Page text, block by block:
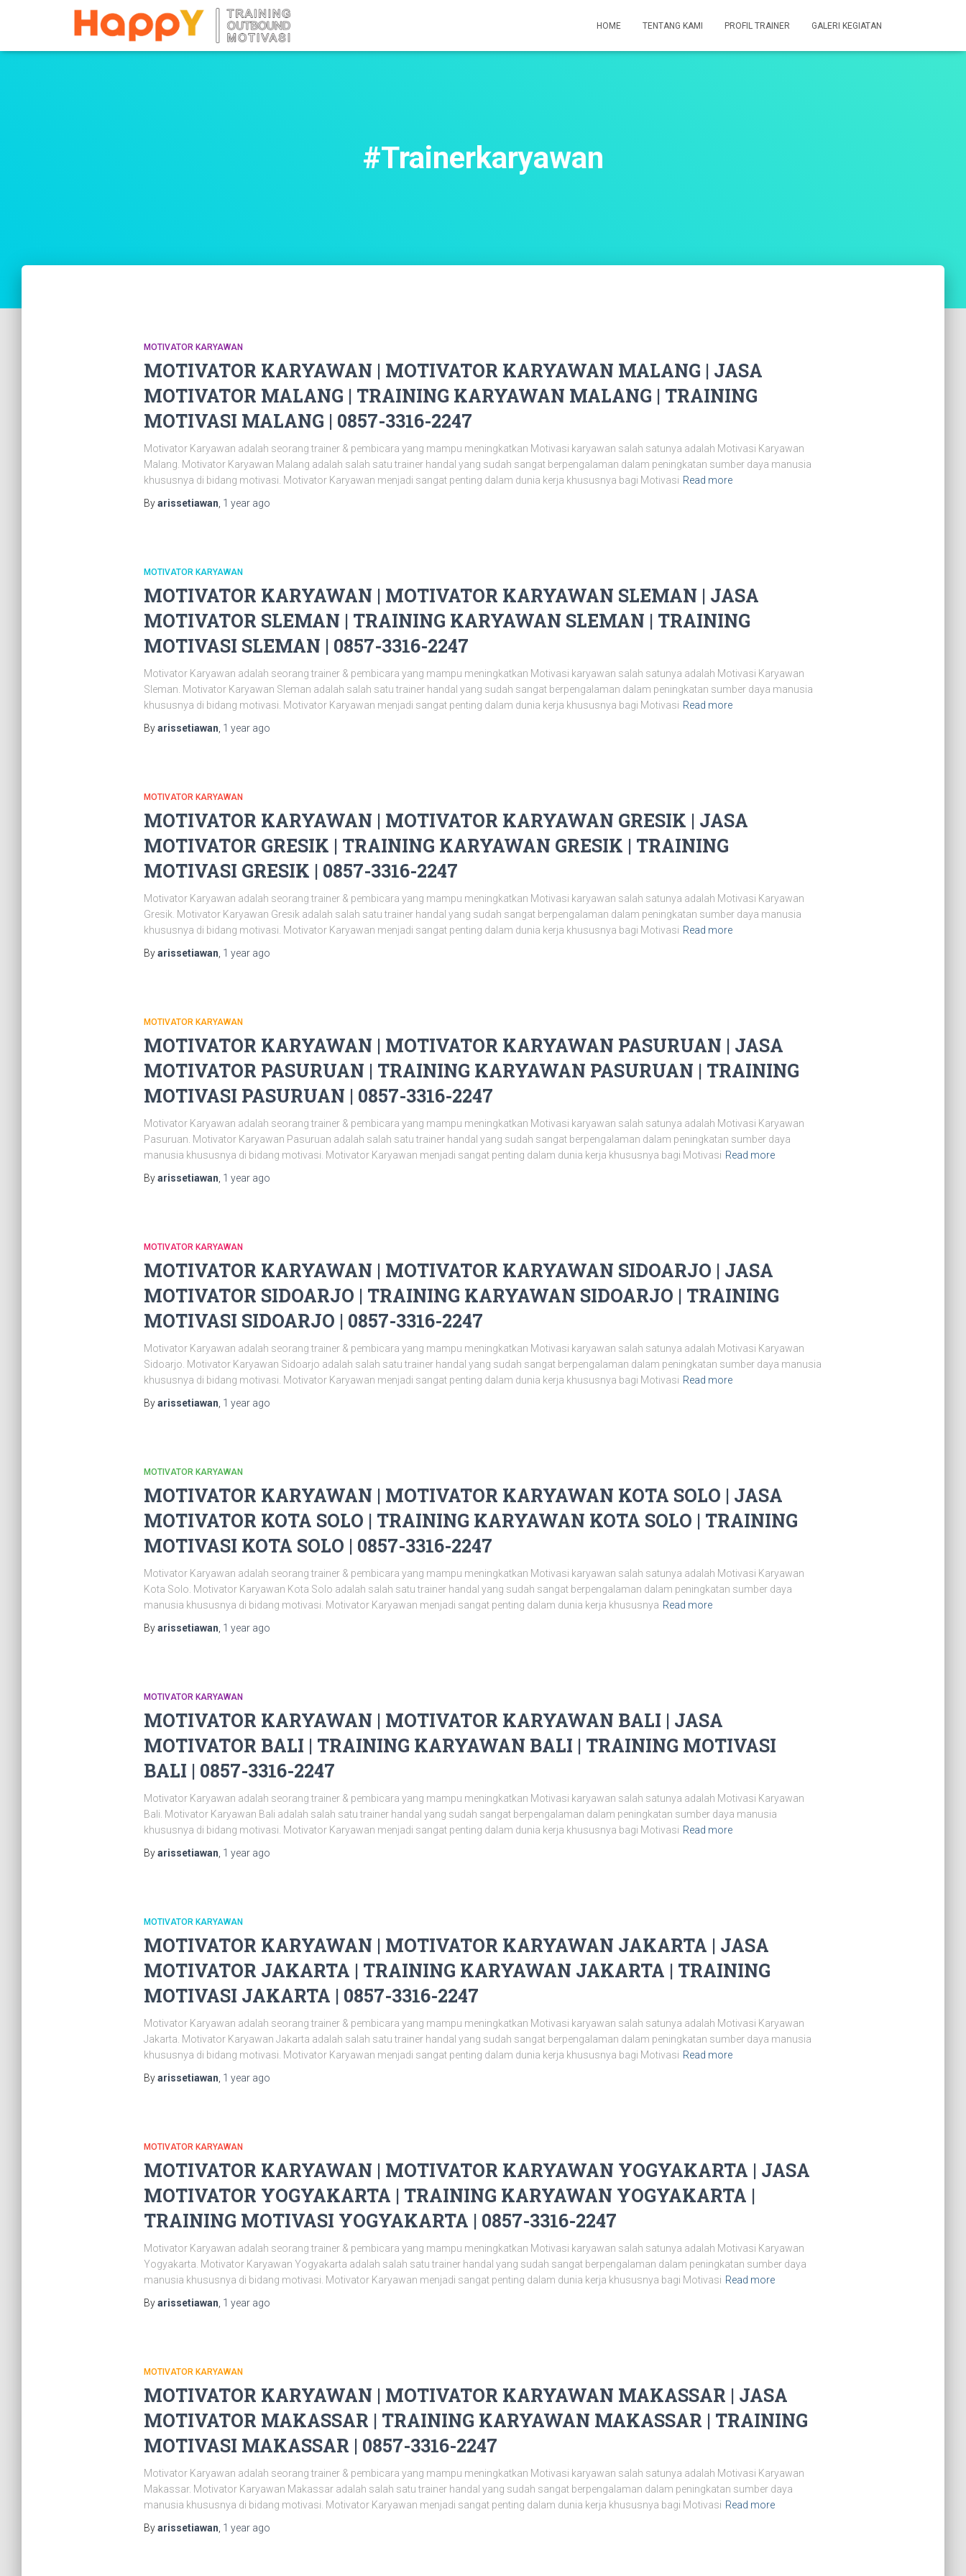
HOME TENTANG KAMI PROFIL TRAINER GALERI KEGIATAN
#Trainerkaryawan
MOTIVATOR KARYAWAN
MOTIVATOR KARYAWAN | MOTIVATOR KARYAWAN MALANG | JASA
MOTIVATOR MALANG | TRAINING KARYAWAN MALANG | TRAINING
MOTIVASI MALANG | 0857-3316-2247
Motivator Karyawan adalah seorang trainer & pembicara yang mampu meningkatkan Motivasi karyawan salah satunya adalah Motivasi Karyawan
Malang. Motivator Karyawan Malang adalah salah satu trainer handal yang sudah sangat berpengalaman dalam peningkatan sumber daya manusia
khususnya di bidang motivasi. Motivator Karyawan menjadi sangat penting dalam dunia kerja khususnya bagi Motivasi Read more
Byarissetiawan 1 yearago
MOTIVATOR KARYAWAN
MOTIVATOR KARYAWAN | MOTIVATOR KARYAWAN SLEMAN | JASA
MOTIVATOR SLEMAN | TRAINING KARYAWAN SLEMAN | TRAINING
MOTIVASI SLEMAN | 0857-3316-2247
Motivator Karyawan adalah seorang trainer & pembicara yang mampu meningkatkan Motivasi karyawan salah satunya adalah Motivasi Karyawan
Sleman. Motivator Karyawan Sleman adalah salah satu trainer handal yang sudah sangat berpengalaman dalam peningkatan sumber daya manusia
khususnya di bidang motivasi. Motivator Karyawan menjadi sangat penting dalam dunia kerja khususnya bagi Motivasi Read more
Byarissetiawan 1 yearago
MOTIVATOR KARYAWAN
MOTIVATOR KARYAWAN | MOTIVATOR KARYAWAN GRESIK | JASA
MOTIVATOR GRESIK | TRAINING KARYAWAN GRESIK | TRAINING
MOTIVASI GRESIK | 0857-3316-2247
Motivator Karyawan adalah seorang trainer & pembicara yang mampu meningkatkan Motivasi karyawan salah satunya adalah Motivasi Karyawan
Gresik. Motivator Karyawan Gresik adalah salah satu trainer handal yang sudah sangat berpengalaman dalam peningkatan sumber daya manusia
khususnya di bidang motivasi. Motivator Karyawan menjadi sangat penting dalam dunia kerja khususnya bagi Motivasi Read more
Byarissetiawan 1 yearago
MOTIVATOR KARYAWAN
MOTIVATOR KARYAWAN | MOTIVATOR KARYAWAN PASURUAN | JASA
MOTIVATOR PASURUAN | TRAINING KARYAWAN PASURUAN | TRAINING
MOTIVASI PASURUAN | 0857-3316-2247
Motivator Karyawan adalah seorang trainer & pembicara yang mampu meningkatkan Motivasi karyawan salah satunya adalah Motivasi Karyawan
Pasuruan. Motivator Karyawan Pasuruan adalah salah satu trainer handal yang sudah sangat berpengalaman dalam peningkatan sumber daya
manusia khususnya di bidang motivasi. Motivator Karyawan menjadi sangat penting dalam dunia kerja khususnya bagi Motivasi Read more
Byarissetiawan 1 yearago
MOTIVATOR KARYAWAN
MOTIVATOR KARYAWAN | MOTIVATOR KARYAWAN SIDOARJO | JASA
MOTIVATOR SIDOARJO | TRAINING KARYAWAN SIDOARJO | TRAINING
MOTIVASI SIDOARJO | 0857-3316-2247
Motivator Karyawan adalah seorang trainer & pembicara yang mampu meningkatkan Motivasi karyawan salah satunya adalah Motivasi Karyawan
Sidoarjo. Motivator Karyawan Sidoarjo adalah salah satu trainer handal yang sudah sangat berpengalaman dalam peningkatan sumber daya manusia
khususnya di bidang motivasi. Motivator Karyawan menjadi sangat penting dalam dunia kerja khususnya bagi Motivasi Read more
Byarissetiawan 1 yearago
MOTIVATOR KARYAWAN
MOTIVATOR KARYAWAN | MOTIVATOR KARYAWAN KOTA SOLO | JASA
MOTIVATOR KOTA SOLO | TRAINING KARYAWAN KOTA SOLO | TRAINING
MOTIVASI KOTA SOLO | 0857-3316-2247
Motivator Karyawan adalah seorang trainer & pembicara yang mampu meningkatkan Motivasi karyawan salah satunya adalah Motivasi Karyawan
Kota Solo. Motivator Karyawan Kota Solo adalah salah satu trainer handal yang sudah sangat berpengalaman dalam peningkatan sumber daya
manusia khususnya di bidang motivasi. Motivator Karyawan menjadi sangat penting dalam dunia kerja khususnya Read more
Byarissetiawan 1 yearago
MOTIVATOR KARYAWAN
MOTIVATOR KARYAWAN | MOTIVATOR KARYAWAN BALI | JASA
MOTIVATOR BALI | TRAINING KARYAWAN BALI | TRAINING MOTIVASI
BALI | 0857-3316-2247
Motivator Karyawan adalah seorang trainer & pembicara yang mampu meningkatkan Motivasi karyawan salah satunya adalah Motivasi Karyawan
Bali. Motivator Karyawan Bali adalah salah satu trainer handal yang sudah sangat berpengalaman dalam peningkatan sumber daya manusia
khususnya di bidang motivasi. Motivator Karyawan menjadi sangat penting dalam dunia kerja khususnya bagi Motivasi Read more
Byarissetiawan 1 yearago
MOTIVATOR KARYAWAN
MOTIVATOR KARYAWAN | MOTIVATOR KARYAWAN JAKARTA | JASA
MOTIVATOR JAKARTA | TRAINING KARYAWAN JAKARTA | TRAINING
MOTIVASI JAKARTA | 0857-3316-2247
Motivator Karyawan adalah seorang trainer & pembicara yang mampu meningkatkan Motivasi karyawan salah satunya adalah Motivasi Karyawan
Jakarta. Motivator Karyawan Jakarta adalah salah satu trainer handal yang sudah sangat berpengalaman dalam peningkatan sumber daya manusia
khususnya di bidang motivasi. Motivator Karyawan menjadi sangat penting dalam dunia kerja khususnya bagi Motivasi Read more
Byarissetiawan 1 yearago
MOTIVATOR KARYAWAN
MOTIVATOR KARYAWAN | MOTIVATOR KARYAWAN YOGYAKARTA | JASA
MOTIVATOR YOGYAKARTA | TRAINING KARYAWAN YOGYAKARTA |
TRAINING MOTIVASI YOGYAKARTA | 0857-3316-2247
Motivator Karyawan adalah seorang trainer & pembicara yang mampu meningkatkan Motivasi karyawan salah satunya adalah Motivasi Karyawan
Yogyakarta. Motivator Karyawan Yogyakarta adalah salah satu trainer handal yang sudah sangat berpengalaman dalam peningkatan sumber daya
manusia khususnya di bidang motivasi. Motivator Karyawan menjadi sangat penting dalam dunia kerja khususnya bagi Motivasi Read more
Byarissetiawan 1 yearago
MOTIVATOR KARYAWAN
MOTIVATOR KARYAWAN | MOTIVATOR KARYAWAN MAKASSAR | JASA
MOTIVATOR MAKASSAR | TRAINING KARYAWAN MAKASSAR | TRAINING
MOTIVASI MAKASSAR | 0857-3316-2247
Motivator Karyawan adalah seorang trainer & pembicara yang mampu meningkatkan Motivasi karyawan salah satunya adalah Motivasi Karyawan
Makassar. Motivator Karyawan Makassar adalah salah satu trainer handal yang sudah sangat berpengalaman dalam peningkatan sumber daya
manusia khususnya di bidang motivasi. Motivator Karyawan menjadi sangat penting dalam dunia kerja khususnya bagi Motivasi Read more
Byarissetiawan 1 yearago